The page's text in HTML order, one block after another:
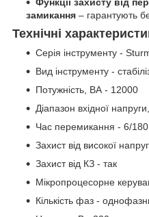
Функції захисту від
замикання – гарантують
Технічні
Серія інструменту -
Вид інструменту -
Потужність, ВА - 12000
Діапазон вхідної
Час перемикання - 6/180
Захист від високої
Захист від КЗ - так
Мікропроцесорне
Кількість фаз -